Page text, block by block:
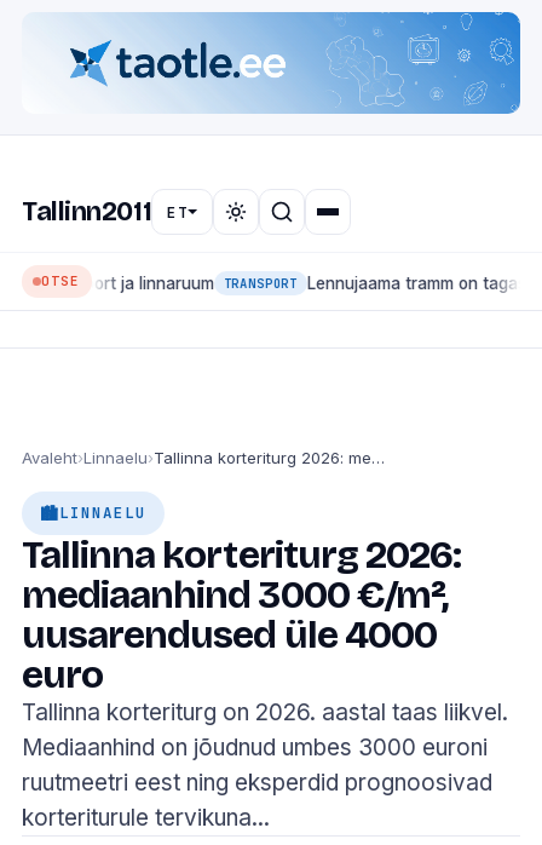
Tallinn2011 ET
OTSEja linnaruum TRANSPORT Lennujaama tramm on tagasi: liin 4
Avaleht›Linnaelu› Tallinna korteriturg 2026: mediaanhind 3000 €/m², uusarendused üle 4000 euro
🏙LINNAELU
Tallinna korteriturg 2026:
mediaanhind 3000 €/m²,
uusarendused üle 4000
euro
Tallinna korteriturg on 2026. aastal taas liikvel.
Mediaanhind on jõudnud umbes 3000 euroni
ruutmeetri eest ning eksperdid prognoosivad
korteriturule tervikuna...